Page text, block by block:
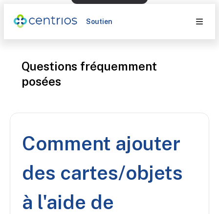
Soutien
Questions fréquemment
posées
Comment ajouter
des cartes/objets
à l'aide de